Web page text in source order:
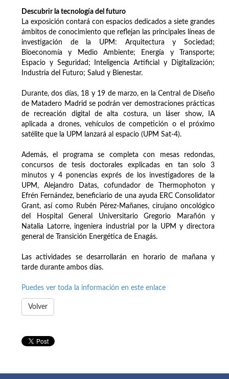
Descubrir la tecnología del futuro
La exposición contará con espacios dedicados a siete grandes
ámbitos de conocimiento que reflejan las principales líneas de
investigación de la UPM: Arquitectura y Sociedad;
Bioeconomía y Medio Ambiente; Energía y Transporte;
Espacio y Seguridad; Inteligencia Artificial y Digitalización;
Industria del Futuro; Salud y Bienestar.
Durante, dos días, 18 y 19 de marzo, en la Central de Diseño
de Matadero Madrid se podrán ver demostraciones prácticas
de recreación digital de alta costura, un láser show, IA
aplicada a drones, vehículos de competición o el próximo
satélite que la UPM lanzará al espacio (UPM Sat-4).
Además, el programa se completa con mesas redondas,
concursos de tesis doctorales explicadas en tan solo 3
minutos y 4 ponencias exprés de los investigadores de la
UPM, Alejandro Datas, cofundador de Thermophoton y
Efrén Fernández, beneficiario de una ayuda ERC Consolidator
Grant, así como Rubén Pérez-Mañanes, cirujano oncológico
del Hospital General Universitario Gregorio Marañón y
Natalia Latorre, ingeniera industrial por la UPM y directora
general de Transición Energética de Enagás.
Las actividades se desarrollarán en horario de mañana y
tarde durante ambos días.
Puedes ver toda la información en este enlace
Volver